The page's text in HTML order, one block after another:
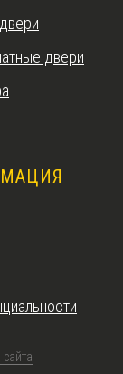
двери